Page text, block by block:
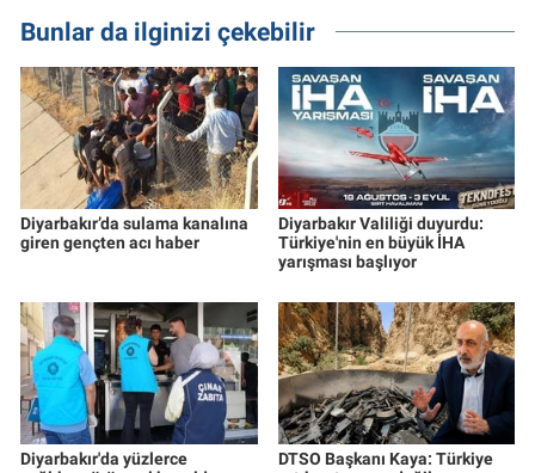
Bunlar da ilginizi çekebilir
Diyarbakır’da sulama kanalına
giren gençten acı haber
Diyarbakır Valiliği duyurdu:
Türkiye'nin en büyük İHA
yarışması başlıyor
Diyarbakır'da yüzlerce
DTSO Başkanı Kaya: Türkiye